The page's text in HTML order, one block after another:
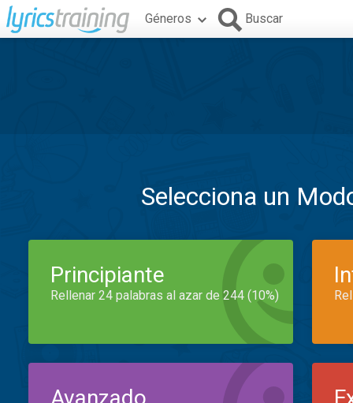
Géneros Buscar
Selecciona un
Principiante
Rellenar 24 palabras al azar de 244 (10%)